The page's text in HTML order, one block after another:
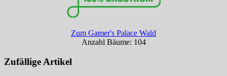
Zum Gamer's Palace Wald
Anzahl Bäume: 104
Zufällige Artikel